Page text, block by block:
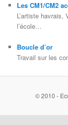
Les CM1/CM2
L’artiste
l’école…
Boucle d’or
Travail sur les
© 2010 -